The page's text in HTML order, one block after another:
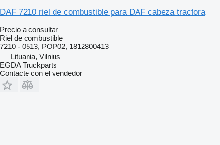
DAF 7210 riel de combustible para DAF cabeza tractora
Precio a consultar
Riel de combustible
7210 - 0513, POP02, 1812800413
Lituania, Vilnius
EGDA Truckparts
Contacte con el vendedor